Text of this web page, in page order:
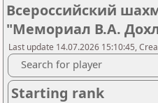
Всероссийский
"Мемориал В.А.
Last update 14.07.2026 15:10:45,
Search for player
Starting rank